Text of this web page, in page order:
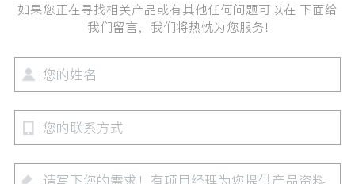
如果您正在寻找相关产品或有其他任何问题可以在 下面给
我们留言，我们将热忱为您服务!